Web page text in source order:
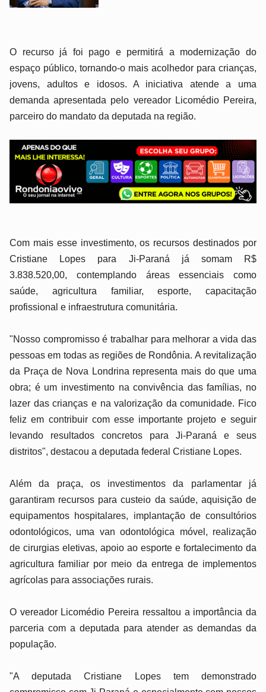
O recurso já foi pago e permitirá a modernização do
espaço público, tornando-o mais acolhedor para crianças,
jovens, adultos e idosos. A iniciativa atende a uma
demanda apresentada pelo vereador Licomédio Pereira,
parceiro do mandato da deputada na região.
Com mais esse investimento, os recursos destinados por
Cristiane Lopes para Ji-Paraná já somam R$
3.838.520,00, contemplando áreas essenciais como
saúde, agricultura familiar, esporte, capacitação
profissional e infraestrutura comunitária.
"Nosso compromisso é trabalhar para melhorar a vida das
pessoas em todas as regiões de Rondônia. A revitalização
da Praça de Nova Londrina representa mais do que uma
obra; é um investimento na convivência das famílias, no
lazer das crianças e na valorização da comunidade. Fico
feliz em contribuir com esse importante projeto e seguir
levando resultados concretos para Ji-Paraná e seus
distritos", destacou a deputada federal Cristiane Lopes.
Além da praça, os investimentos da parlamentar já
garantiram recursos para custeio da saúde, aquisição de
equipamentos hospitalares, implantação de consultórios
odontológicos, uma van odontológica móvel, realização
de cirurgias eletivas, apoio ao esporte e fortalecimento da
agricultura familiar por meio da entrega de implementos
agrícolas para associações rurais.
O vereador Licomédio Pereira ressaltou a importância da
parceria com a deputada para atender as demandas da
população.
"A deputada Cristiane Lopes tem demonstrado